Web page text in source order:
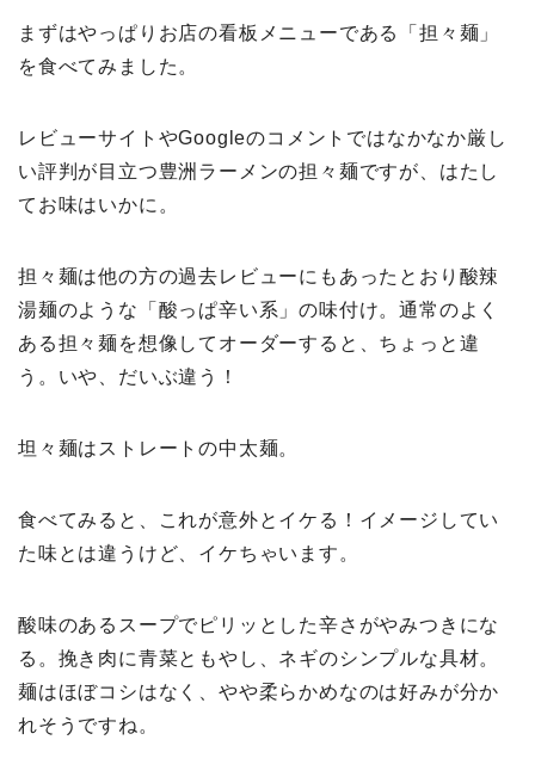
まずはやっぱりお店の看板メニューである「担々麺」
を食べてみました。
レビューサイトやGoogleのコメントではなかなか厳し
い評判が目立つ豊洲ラーメンの担々麺ですが、はたし
てお味はいかに。
担々麺は他の方の過去レビューにもあったとおり酸辣
湯麺のような「酸っぱ辛い系」の味付け。通常のよく
ある担々麺を想像してオーダーすると、ちょっと違
う。いや、だいぶ違う！
坦々麺はストレートの中太麺。
食べてみると、これが意外とイケる！イメージしてい
た味とは違うけど、イケちゃいます。
酸味のあるスープでピリッとした辛さがやみつきにな
る。挽き肉に青菜ともやし、ネギのシンプルな具材。
麺はほぼコシはなく、やや柔らかめなのは好みが分か
れそうですね。